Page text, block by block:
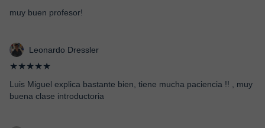
muy buen profesor!
Leonardo Dressler
★★★★★
Luis Miguel explica bastante bien, tiene mucha paciencia !! , muy
buena clase introductoria